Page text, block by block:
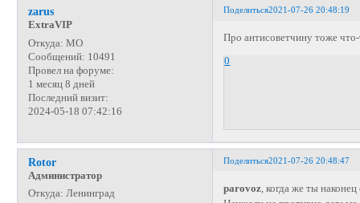
Поделиться2021-07-26 20:48:19
zarus
ExtraVIP
Откуда: МО
Сообщений: 10491
Провел на форуме:
1 месяц 8 дней
Последний визит:
2024-05-18 07:42:16
Про антисоветчину тоже
0
Поделиться2021-07-26 20:48:47
Rotor
Администратор
Откуда: Ленинград
parovoz , когда же ты